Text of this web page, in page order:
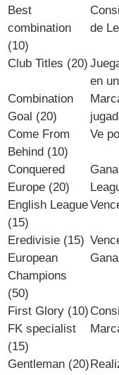
Best
combination
(10)
de
Club Titles (20)
en
Combination
Goal (20)
Come From
Behind (10)
Ve
Conquered
Europe (20)
English League
(15)
Eredivisie (15)
European
Champions
(50)
First Glory (10)
FK specialist
(15)
Gentleman (20)